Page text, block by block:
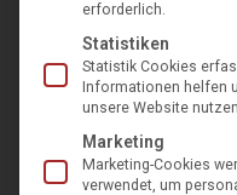
erforderlich.
Statistiken
Statistik Cookies
Informationen helfen
unsere Website
Marketing
Marketing-Cookies
verwendet, um